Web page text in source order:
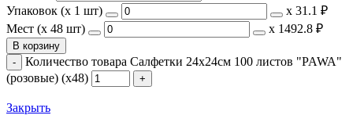
Упаковок (x 1 шт)
х 31.1 ₽
Мест (x 48 шт)
х 1492.8 ₽
В корзину
Количество товара Салфетки 24х24см 100 листов "PAWA"
(розовые) (х48)
Закрыть